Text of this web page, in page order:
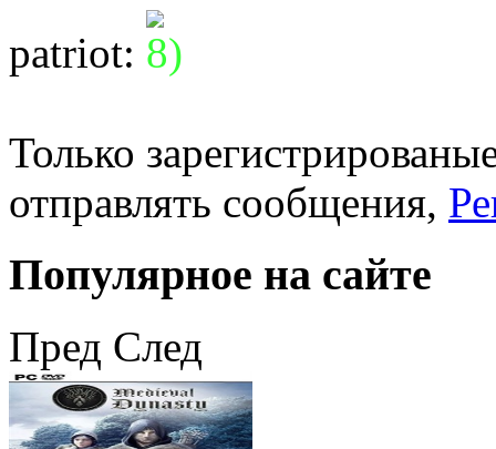
patriot:
Только
отправлять сообщения,
Популярное на сайте
Пред След